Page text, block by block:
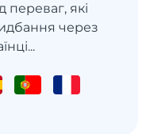
переваг, які
через